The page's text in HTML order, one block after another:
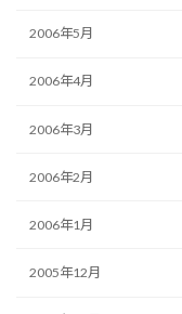
2006年5月
2006年4月
2006年3月
2006年2月
2006年1月
2005年12月